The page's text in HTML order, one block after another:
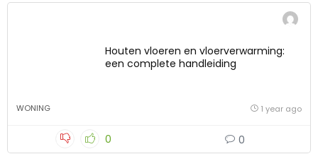
Houten vloeren en vloerverwarming:
een complete handleiding
WONING 1 year ago
0 0